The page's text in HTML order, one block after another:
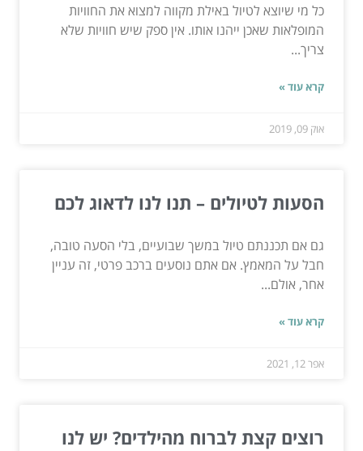
כל מי שיוצא לטיול באילת מקווה למצוא את החוויות
המופלאות שאכן ייהנו אותו. אין ספק שיש חוויות שלא
צריך...
קרא עוד »
אוק 09, 2019
הסעות לטיולים – תנו לנו לדאוג לכם
גם אם תכננתם טיול במשך שבועיים, בלי הסעה טובה,
חבל על המאמץ. אם אתם נוסעים ברכב פרטי, זה עניין
אחר, אולם...
קרא עוד »
אפר 12, 2021
רוצים קצת לברוח מהילדים? יש לנו